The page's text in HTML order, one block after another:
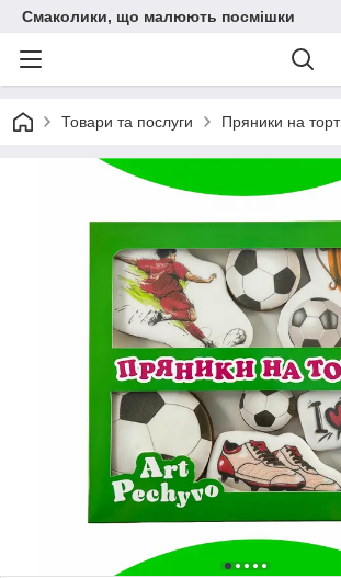
Смаколики, що малюють посмішки
Товари та послуги Пряники на торт